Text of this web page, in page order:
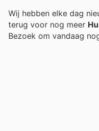
Wij hebben elke dag
terug voor nog meer
Bezoek om vandaag